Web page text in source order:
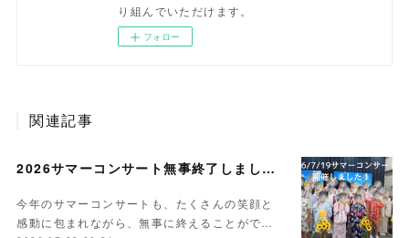
り組んでいただけます。
フォロー
関連記事
2026サマーコンサート無事終了しました。
今年のサマーコンサートも、たくさんの笑顔と
感動に包まれながら、無事に終えることがで…